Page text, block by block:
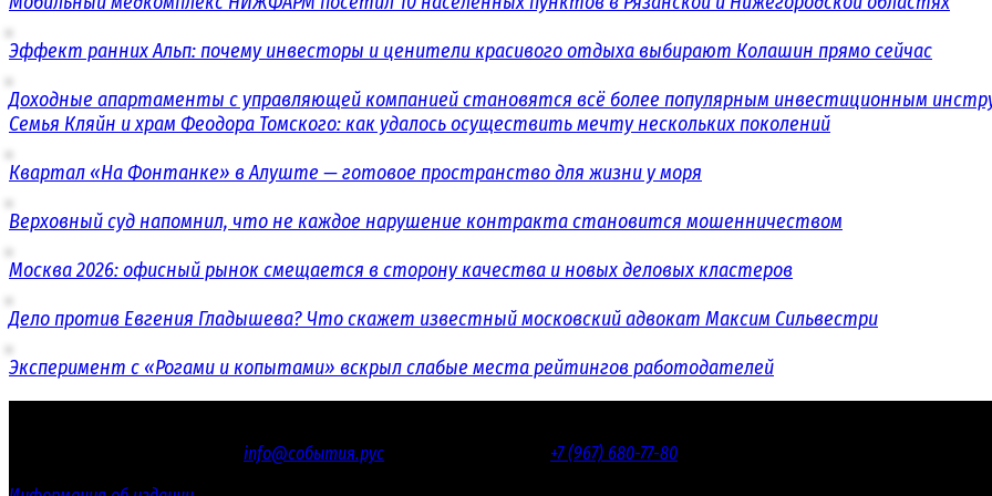
Эффект ранних Альп: почему инвесторы и ценители красивого отдыха выбирают Колашин прямо сейчас
Доходные апартаменты с управляющей компанией становятся всё более популярным инвестиционным
Семья Кляйн и храм Феодора Томского: как удалось осуществить мечту нескольких поколений
Квартал «На Фонтанке» в Алуште — готовое пространство для жизни у моря
Верховный суд напомнил, что не каждое нарушение контракта становится мошенничеством
Москва 2026: офисный рынок смещается в сторону качества и новых деловых кластеров
Дело против Евгения Гладышева? Что скажет известный московский адвокат Максим Сильвестри
Эксперимент с «Рогами и копытами» вскрыл слабые места рейтингов работодателей
info@события.рус
+7 (967) 680-77-80